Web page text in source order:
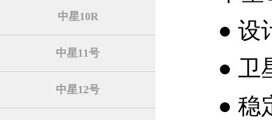
中星10R
中星11号
中星12号
● 设
● 卫
● 稳